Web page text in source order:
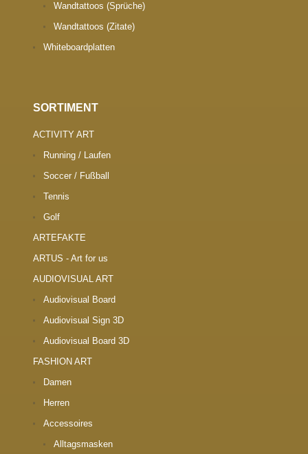
Wandtattoos (Sprüche)
Wandtattoos (Zitate)
Whiteboardplatten
SORTIMENT
ACTIVITY ART
Running / Laufen
Soccer / Fußball
Tennis
Golf
ARTEFAKTE
ARTUS - Art for us
AUDIOVISUAL ART
Audiovisual Board
Audiovisual Sign 3D
Audiovisual Board 3D
FASHION ART
Damen
Herren
Accessoires
Alltagsmasken